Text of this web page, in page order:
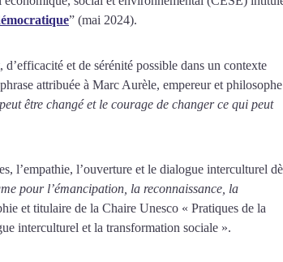
” (mai 2024).
et de sérénité possible dans un contexte
attribuée à Marc Aurèle, empereur et philosophe
être changé et le courage de changer ce qui peut
l’empathie, l’ouverture et le dialogue interculturel
pour l’émancipation, la reconnaissance, la
et titulaire de la Chaire Unesco « Pratiques de la
interculturel et la transformation sociale ».